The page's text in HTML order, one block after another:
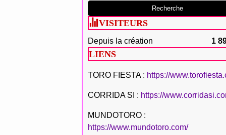
VISITEURS
Depuis la création 1
LIENS
TORO FIESTA : https://
CORRIDA SI : https://
MUNDOTORO :
https://www.mundotoro.com/